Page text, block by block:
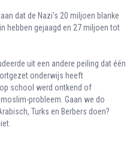
dat de Nazi's 20 miljoen blanke
hebben gejaagd en 27 miljoen tot
uit een andere peiling dat één
onderwijs heeft
school werd ontkend of
probleem. Gaan we do
Turks en Berbers doen?